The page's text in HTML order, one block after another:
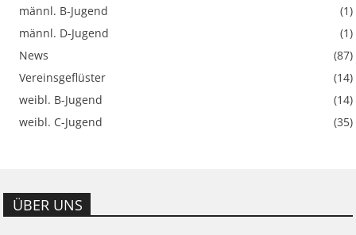
männl. B-Jugend
(1)
männl. D-Jugend
(1)
News
(87)
Vereinsgeflüster
(14)
weibl. B-Jugend
(14)
weibl. C-Jugend
(35)
ÜBER UNS